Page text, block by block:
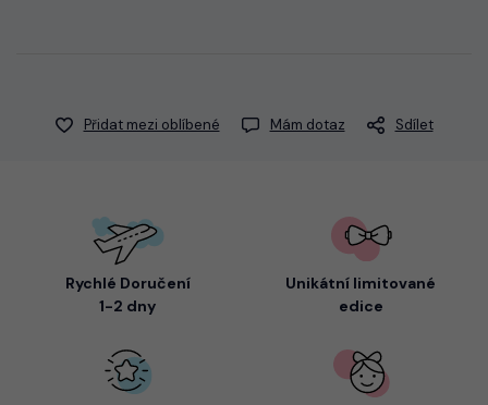
Přidat mezi oblíbené Mám dotaz Sdílet
Rychlé Doručení
1-2 dny
Unikátní limitované
edice